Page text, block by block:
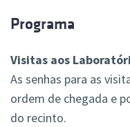
Programa
Visitas aos
As senhas para as
ordem de chegada e
do recinto.